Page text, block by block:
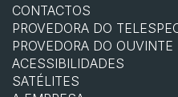
CONTACTOS
PROVEDORA DO
PROVEDORA DO OUVINTE
ACESSIBILIDADES
SATÉLITES